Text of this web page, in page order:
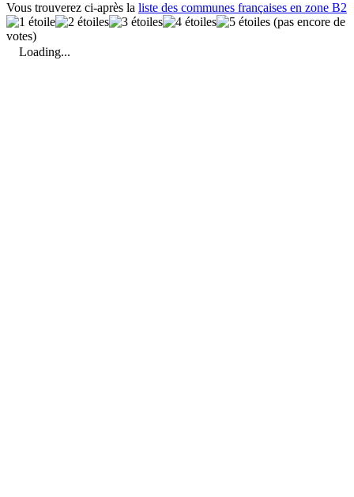
Vous trouverez ci-après la liste des communes françaises en zone B2
(pas encore de
votes)
Loading...